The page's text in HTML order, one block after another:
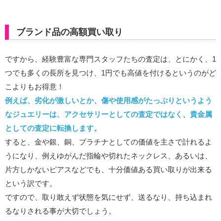
ブランド品の高額買い取り
ですから、経験豊富な専門スタッフたちの査定は、とにかく、1
つでも多くの長所を見つけ、1円でも高値を付けるというのがど
こよりもお得意！
例えば、劣化が激しいとか、傷や使用感がたっぷりというよう
なジュエリーは、アクセサリーとしての査定ではなく、貴金属
としての査定に転換します。
すると、金や銀、銅、プラチナとしての価値を主さで計れるよ
うになり、例えゆがんだ指輪や切れたネックレス、あるいは、
片方しかないピアスなどでも、十分価値ある買い取りが出来る
という訳です。
ですので、取り敢えず状態を気にせず、送るなり、持ち込まれ
るなりされる事が大切でしょう。